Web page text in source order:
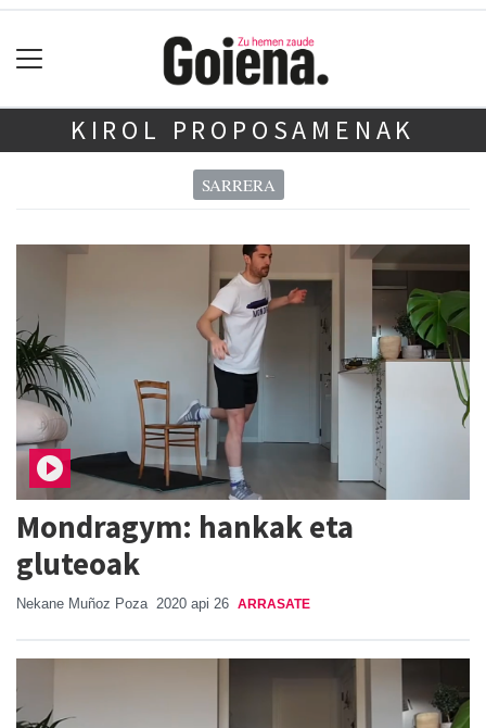
KIROL PROPOSAMENAK
SARRERA
Mondragym: hankak eta
gluteoak
Nekane Muñoz Poza 2020 api 26 ARRASATE